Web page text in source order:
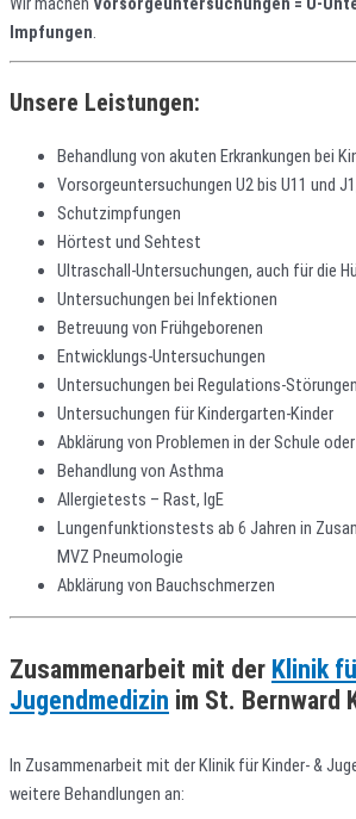
Impfungen.
Unsere Leistungen:
Behandlung von akuten Erkrankungen bei
Vorsorgeuntersuchungen U2 bis U11 und
Schutzimpfungen
Hörtest und Sehtest
Ultraschall-Untersuchungen, auch für die
Untersuchungen bei Infektionen
Betreuung von Frühgeborenen
Entwicklungs-Untersuchungen
Untersuchungen bei Regulations-
Untersuchungen für Kindergarten-Kinder
Abklärung von Problemen in der Schule
Behandlung von Asthma
Allergietests – Rast, IgE
Lungenfunktionstests ab 6 Jahren in
MVZ Pneumologie
Abklärung von Bauchschmerzen
Zusammenarbeit mit der Klinik
Jugendmedizin im St. Bernward
In Zusammenarbeit mit der Klinik für Kinder- &
weitere Behandlungen an: